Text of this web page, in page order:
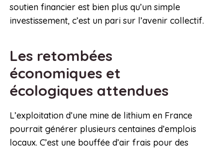
soutien financier est bien plus qu’un simple
investissement, c’est un pari sur l’avenir collectif.
Les retombées
économiques et
écologiques attendues
L’exploitation d’une mine de lithium en France
pourrait générer plusieurs centaines d’emplois
locaux. C’est une bouffée d’air frais pour des